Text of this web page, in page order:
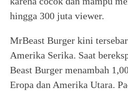
hingga 300 juta viewer.
MrBeast Burger kini
Amerika Serika. Saat
Beast Burger menambah
Eropa dan Amerika Utara.